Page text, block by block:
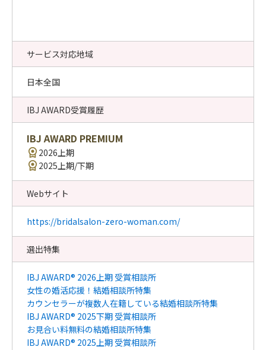
サービス対応地域
日本全国
IBJ AWARD受賞履歴
IBJ AWARD PREMIUM
2026上期
2025上期/下期
Webサイト
https://bridalsalon-zero-woman.com/
選出特集
IBJ AWARD® 2026上期 受賞相談所
女性の婚活応援！結婚相談所特集
カウンセラーが複数人在籍している結婚相談所特集
IBJ AWARD® 2025下期 受賞相談所
お見合い料無料の結婚相談所特集
IBJ AWARD® 2025上期 受賞相談所